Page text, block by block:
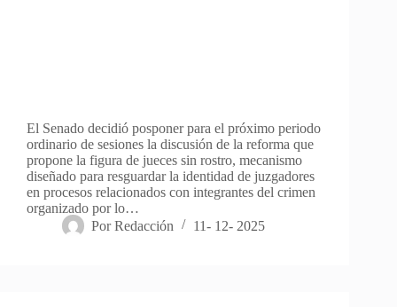
El Senado decidió posponer para el próximo periodo
ordinario de sesiones la discusión de la reforma que
propone la figura de jueces sin rostro, mecanismo
diseñado para resguardar la identidad de juzgadores
en procesos relacionados con integrantes del crimen
organizado por lo…
Por Redacción 11- 12- 2025